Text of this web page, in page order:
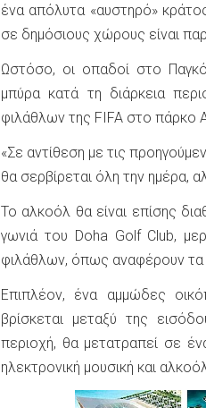
ένα απόλυτα «αυστηρό»
σε δημόσιους χώρους είναι
Ωστόσο, οι οπαδοί στο
μπύρα κατά τη διάρκεια
φιλάθλων της FIFA στο πάρκο
«Σε αντίθεση με τις
θα σερβίρεται όλη την ημέρα,
Το αλκοόλ θα είναι επίσης
γωνιά του Doha Golf Club,
φιλάθλων, όπως αναφέρουν τα
Επιπλέον, ένα αμμώδες
βρίσκεται μεταξύ της
περιοχή, θα μετατραπεί σε
ηλεκτρονική μουσική και